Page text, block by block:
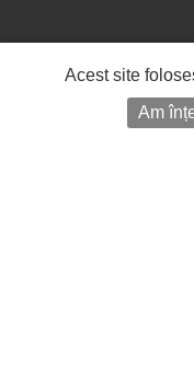
Acest site
Am